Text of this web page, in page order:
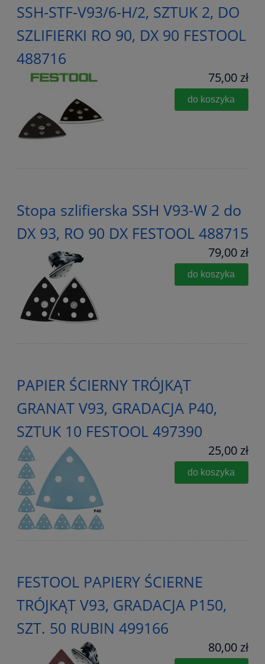
SSH-STF-V93/6-H/2, SZTUK 2, DO
SZLIFIERKI RO 90, DX 90 FESTOOL
488716
75,00 zł
do koszyka
Stopa szlifierska SSH V93-W 2 do
DX 93, RO 90 DX FESTOOL 488715
79,00 zł
do koszyka
PAPIER ŚCIERNY TRÓJKĄT
GRANAT V93, GRADACJA P40,
SZTUK 10 FESTOOL 497390
25,00 zł
do koszyka
FESTOOL PAPIERY ŚCIERNE
TRÓJKĄT V93, GRADACJA P150,
SZT. 50 RUBIN 499166
80,00 zł